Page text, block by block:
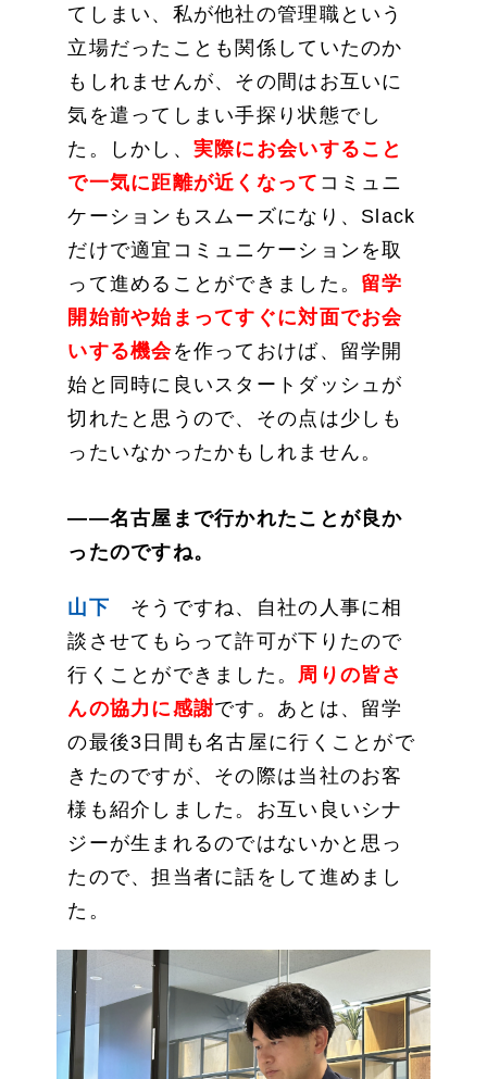
てしまい、私が他社の管理職という
立場だったことも関係していたのか
もしれませんが、その間はお互いに
気を遣ってしまい手探り状態でし
た。しかし、 実際にお会いすること
で一気に距離が近くなって コミュニ
ケーションもスムーズになり、Slack
だけで適宜コミュニケーションを取
って進めることができました。 留学
開始前や始まってすぐに対面でお会
いする機会を作っておけば、留学開
始と同時に良いスタートダッシュが
切れたと思うので、その点は少しも
ったいなかったかもしれません。
——名古屋まで行かれたことが良か
ったのですね。
山下 そうですね、自社の人事に相
談させてもらって許可が下りたので
行くことができました。 周りの皆さ
んの協力に感謝です。あとは、留学
の最後3日間も名古屋に行くことがで
きたのですが、その際は当社のお客
様も紹介しました。お互い良いシナ
ジーが生まれるのではないかと思っ
たので、担当者に話をして進めまし
た。